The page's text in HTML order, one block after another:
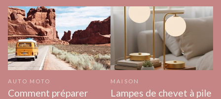
AUTO MOTO
Comment préparer
MAISON
Lampes de chevet à pile